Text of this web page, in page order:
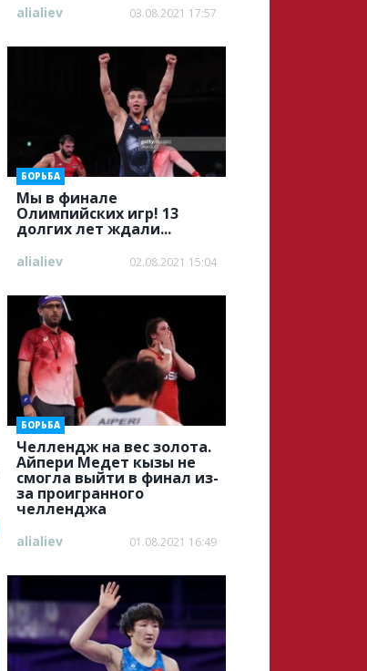
alialiev 03.08.2021 17:57
Мы в финале
Олимпийских игр! 13
долгих лет ждали...
БОРЬБА
alialiev 02.08.2021 15:04
Челлендж на вес золота.
Айпери Медет кызы не
смогла выйти в финал из-
за проигранного
челленджа
БОРЬБА
alialiev 01.08.2021 16:49